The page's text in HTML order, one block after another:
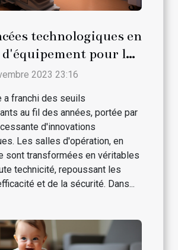
technologiques en
pour les
d'opération
2023 23:16
a franchi des seuils
au fil des années, portée par
d'innovations
Les salles d'opération, en
sont transformées en véritables
technicité, repoussant les
et de la sécurité. Dans...